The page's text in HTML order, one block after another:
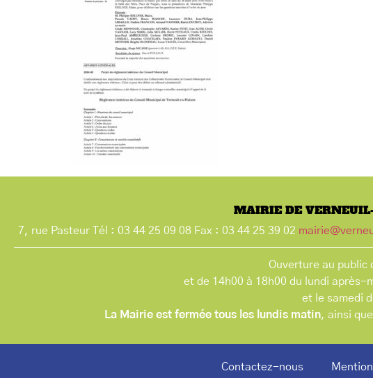
MAIRIE DE
7, rue Pasteur Tél : 03 44 25 09 08 Fax : 03 44 25 39 02
Ouverture au public
et de 14h00 à 18h00 du lundi après-
et le samedi
La Mairie est fermée tous les lundis matin, ainsi
Contactez-nous